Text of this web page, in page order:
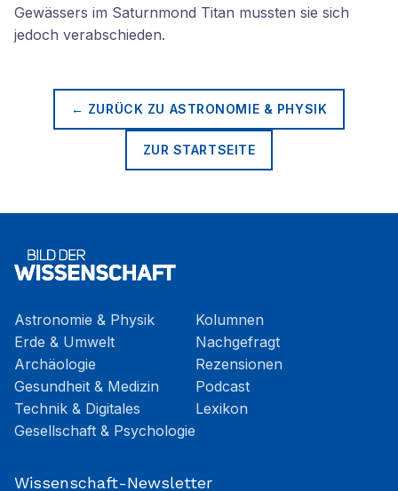
Gewässers im Saturnmond Titan mussten sie sich
jedoch verabschieden.
← ZURÜCK ZU ASTRONOMIE & PHYSIK
ZUR STARTSEITE
Astronomie & Physik
Erde & Umwelt
Archäologie
Gesundheit & Medizin
Technik & Digitales
Gesellschaft & Psychologie
Kolumnen
Nachgefragt
Rezensionen
Podcast
Lexikon
Wissenschaft-Newsletter